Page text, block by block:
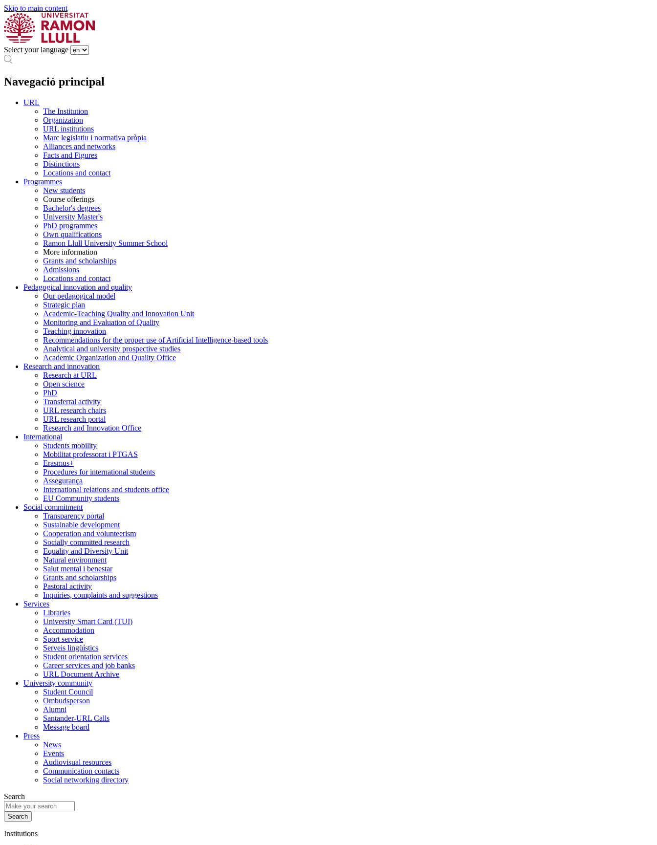
Skip to main content
Select your language
Navegació principal
URL
The Institution
Organization
URL institutions
Marc legislatiu i normativa pròpia
Alliances and networks
Facts and Figures
Distinctions
Locations and contact
Programmes
New students
Course offerings
Bachelor's degrees
University Master's
PhD programmes
Own qualifications
Ramon Llull University Summer School
More information
Grants and scholarships
Admissions
Locations and contact
Pedagogical innovation and quality
Our pedagogical model
Strategic plan
Academic-Teaching Quality and Innovation Unit
Monitoring and Evaluation of Quality
Teaching innovation
Recommendations for the proper use of Artificial Intelligence-based tools
Analytical and university prospective studies
Academic Organization and Quality Office
Research and innovation
Research at URL
Open science
PhD
Transferral activity
URL research chairs
URL research portal
Research and Innovation Office
International
Students mobility
Mobilitat professorat i PTGAS
Erasmus+
Procedures for international students
Assegurança
International relations and students office
EU Community students
Social commitment
Transparency portal
Sustainable development
Cooperation and volunteerism
Socially committed research
Equality and Diversity Unit
Natural environment
Salut mental i benestar
Grants and scholarships
Pastoral activity
Inquiries, complaints and suggestions
Services
Libraries
University Smart Card (TUI)
Accommodation
Sport service
Serveis lingüístics
Student orientation services
Career services and job banks
URL Document Archive
University community
Student Council
Ombudsperson
Alumni
Santander-URL Calls
Message board
Press
News
Events
Audiovisual resources
Communication contacts
Social networking directory
Search
Institutions